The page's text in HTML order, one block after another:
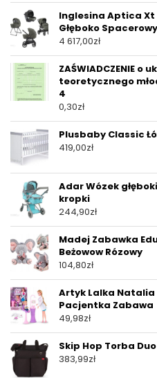
Inglesina Aptica
Głęboko
4 617,00zł
ZAŚWIADCZENIE
teoretycznego
4
0,30zł
Plusbaby Classic
419,00zł
Adar Wózek
kropki
244,90zł
Madej Zabawka
Beżowow Rózowy
104,80zł
Artyk Lalka Natalia
Pacjentka Zabawa
49,98zł
Skip Hop Torba
383,99zł